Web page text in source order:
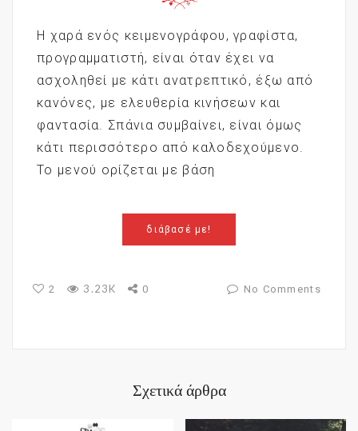
Η χαρά ενός κειμενογράφου, γραφίστα,
προγραμματιστή, είναι όταν έχει να
ασχοληθεί με κάτι ανατρεπτικό, έξω από
κανόνες, με ελευθερία κινήσεων και
φαντασία. Σπάνια συμβαίνει, είναι όμως
κάτι περισσότερο από καλοδεχούμενο.
Το μενού ορίζεται με βάση
διάβασέ με!
2 3.23K 0 No Comments
Σχετικά άρθρα